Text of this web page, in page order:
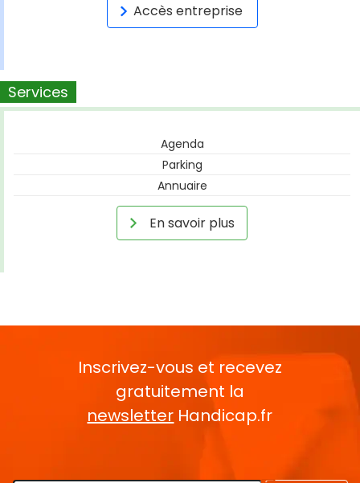
Accès entreprise
Services
Agenda
Parking
Annuaire
En savoir plus
Inscrivez-vous et recevez
gratuitement la
newsletter Handicap.fr